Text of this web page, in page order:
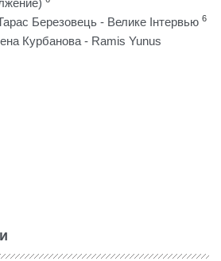
Березовець - Велике Інтервью 6
Курбанова - Ramis Yunus